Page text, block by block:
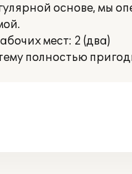
основе, мы
мест: 2 (два)
полностью